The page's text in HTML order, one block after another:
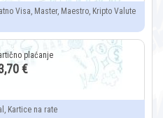
Visa, Master, Maestro, Kripto Valute
€
Kartice na rate